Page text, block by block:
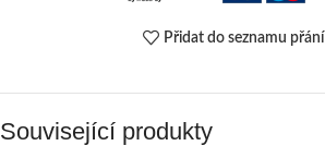
Přidat do seznamu přání
Související produkty